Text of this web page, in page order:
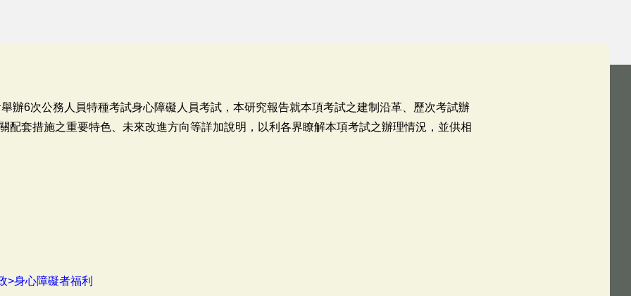
辦6次公務人員特種考試身心障礙人員考試，本研究報告就本項考試之建制沿革、歷次考試辦
配套措施之重要特色、未來改進方向等詳加說明，以利各界瞭解本項考試之辦理情況，並供相
>身心障礙者福利